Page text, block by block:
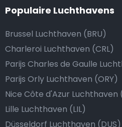
Populaire Luchthavens
Brussel Luchthaven (BRU)
Charleroi Luchthaven (CRL)
Parijs Charles de Gaulle
Parijs Orly Luchthaven (ORY)
Nice Côte d'Azur Luchthaven
Lille Luchthaven (LIL)
Düsseldorf Luchthaven (DUS)